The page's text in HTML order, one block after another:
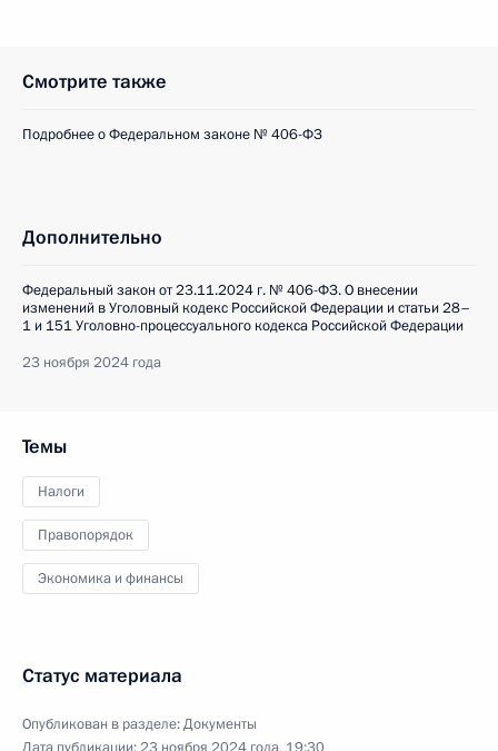
Смотрите также
Подробнее о Федеральном законе № 406-ФЗ
Дополнительно
Федеральный закон от 23.11.2024 г. № 406-ФЗ. О внесении
изменений в Уголовный кодекс Российской Федерации и статьи 28–
1 и 151 Уголовно-процессуального кодекса Российской Федерации
23 ноября 2024 года
Темы
Налоги
Правопорядок
Экономика и финансы
Статус материала
Опубликован в разделе:Документы